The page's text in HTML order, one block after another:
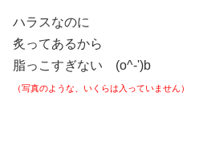
品工業 オカムラ食品 敬老の日 秋分の
日
ハラスなのに
炙ってあるから
脂っこすぎない (o^-')b
（写真のような、いくらは入っていません）